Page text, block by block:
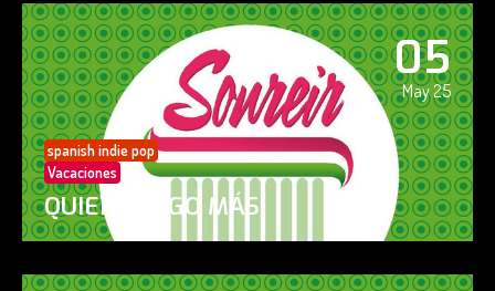
05
May 25
spanish indie pop
Vacaciones
QUIERO ALGO MÁS